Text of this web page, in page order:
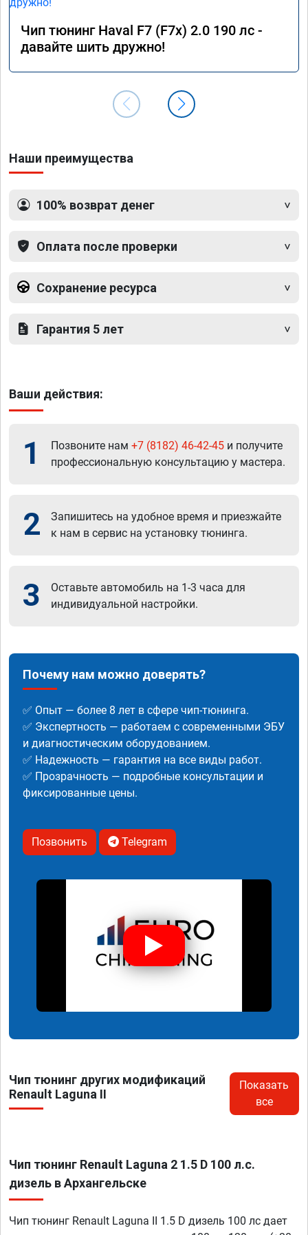
Чип тюнинг Haval F7 (F7x) 2.0 190 лс -
давайте шить дружно!
Наши преимущества
100% возврат денег
Оплата после проверки
Сохранение ресурса
Гарантия 5 лет
Ваши действия:
1 Позвоните нам +7 (8182) 46-42-45 и получите
профессиональную консультацию у мастера.
2
Запишитесь на удобное время и приезжайте
к нам в сервис на установку тюнинга.
3
Оставьте автомобиль на 1-3 часа для
индивидуальной настройки.
Почему нам можно доверять?
✅ Опыт — более 8 лет в сфере чип-тюнинга.
✅ Экспертность — работаем с современными ЭБУ
и диагностическим оборудованием.
✅ Надежность — гарантия на все виды работ.
✅ Прозрачность — подробные консультации и
фиксированные цены.
Позвонить Telegram
Чип тюнинг других модификаций
Renault Laguna II
Показать
все
Чип тюнинг Renault Laguna 2 1.5 D 100 л.с.
дизель в Архангельске
Чип тюнинг Renault Laguna II 1.5 D дизель 100 лс дает